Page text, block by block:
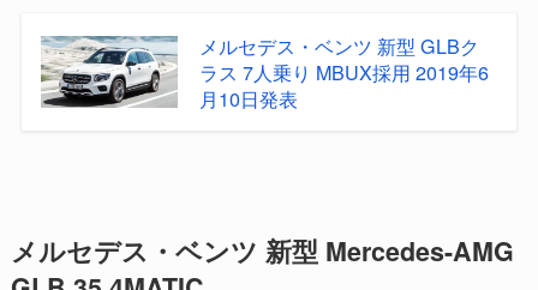
メルセデス・ベンツ 新型 GLBク
ラス 7人乗り MBUX採用 2019年6
月10日発表
メルセデス・ベンツ 新型 Mercedes-AMG